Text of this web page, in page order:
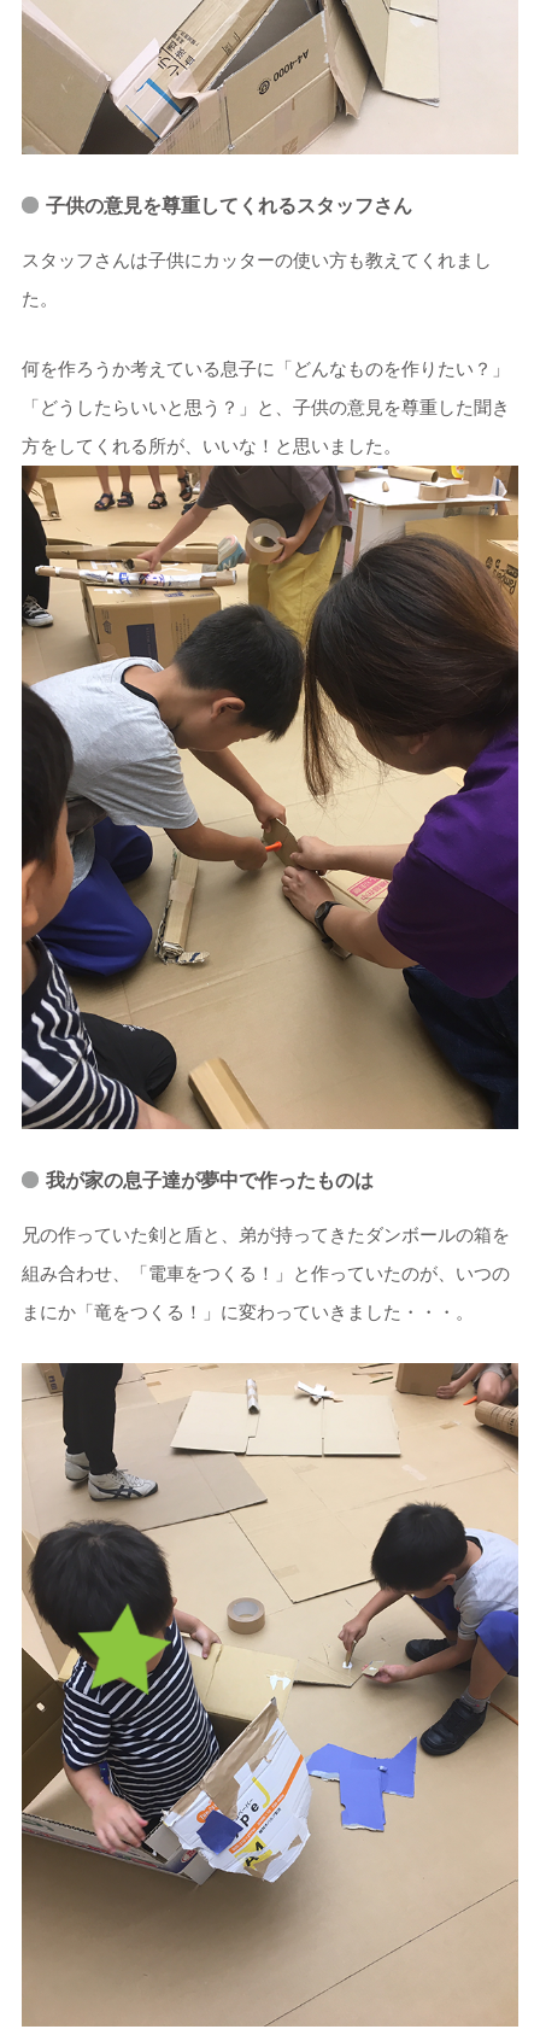
子供の意見を尊重してくれるスタッフさん
スタッフさんは子供にカッターの使い方も教えてくれまし
た。
何を作ろうか考えている息子に「どんなものを作りたい？」
「どうしたらいいと思う？」と、子供の意見を尊重した聞き
方をしてくれる所が、いいな！と思いました。
我が家の息子達が夢中で作ったものは
兄の作っていた剣と盾と、弟が持ってきたダンボールの箱を
組み合わせ、「電車をつくる！」と作っていたのが、いつの
まにか「竜をつくる！」に変わっていきました・・・。